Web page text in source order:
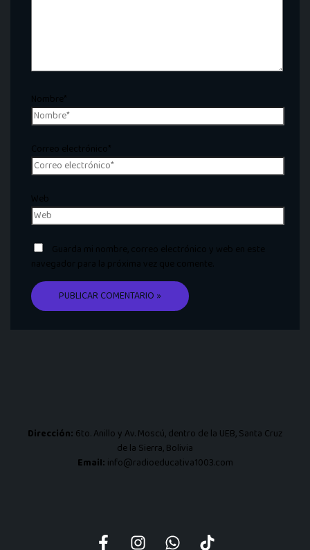
Nombre*
Correo electrónico*
Web
Guarda mi nombre, correo electrónico y web en este
navegador para la próxima vez que comente.
Dirección: 6to. Anillo y Av. Moscú, dentro de la UEB, Santa Cruz
de la Sierra, Bolivia
Email: info@radioeducativa1003.com